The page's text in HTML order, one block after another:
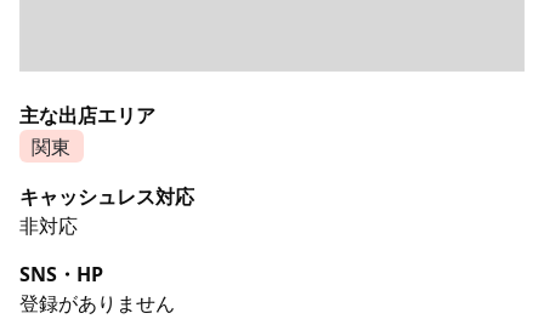
主な出店エリア
関東
キャッシュレス対応
非対応
SNS・HP
登録がありません